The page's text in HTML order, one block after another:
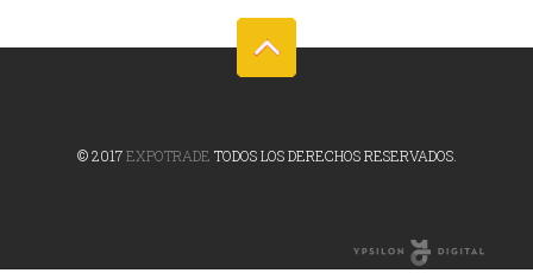
© 2017EXPOTRADE TODOS LOS DERECHOS RESERVADOS.